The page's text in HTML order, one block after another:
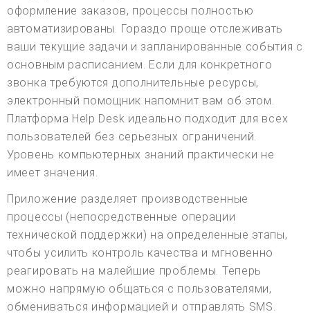
оформление заказов, процессы полностью
автоматизированы. Гораздо проще отслеживать
ваши текущие задачи и запланированные события с
основным расписанием. Если для конкретного
звонка требуются дополнительные ресурсы,
электронный помощник напомнит вам об этом.
Платформа Help Desk идеально подходит для всех
пользователей без серьезных ограничений.
Уровень компьютерных знаний практически не
имеет значения.
Приложение разделяет производственные
процессы (непосредственные операции
технической поддержки) на определенные этапы,
чтобы усилить контроль качества и мгновенно
реагировать на малейшие проблемы. Теперь
можно напрямую общаться с пользователями,
обмениваться информацией и отправлять SMS.